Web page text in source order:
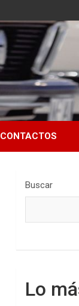
CONTACTOS
Buscar
Lo